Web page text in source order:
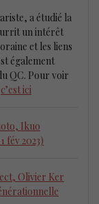
a étudié la
un intérêt
et les liens
également
QC. Pour voir
c’est ici
Ikuo
fév 2023)
Olivier Ker